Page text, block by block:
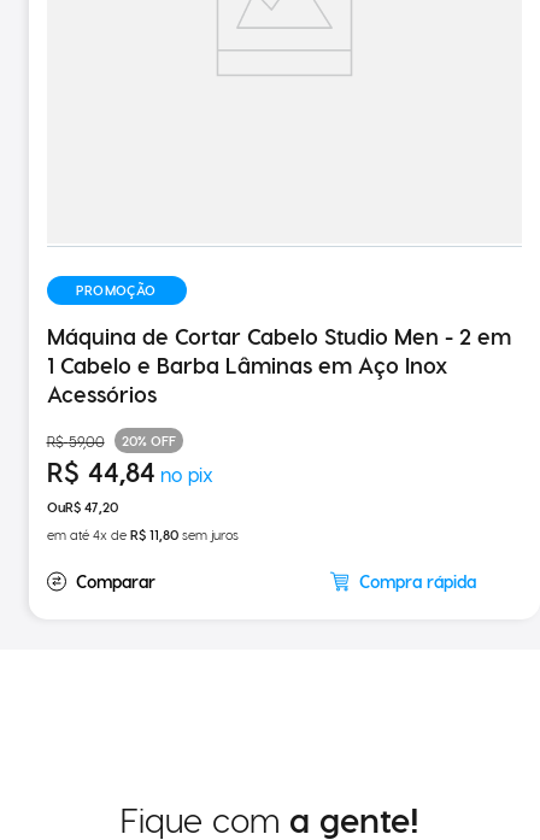
PROMOÇÃO
1 Cabelo e Barba Lâminas em Aço Inox
Acessórios
R$ 44,84
em até
4x de
Fique com a gente!